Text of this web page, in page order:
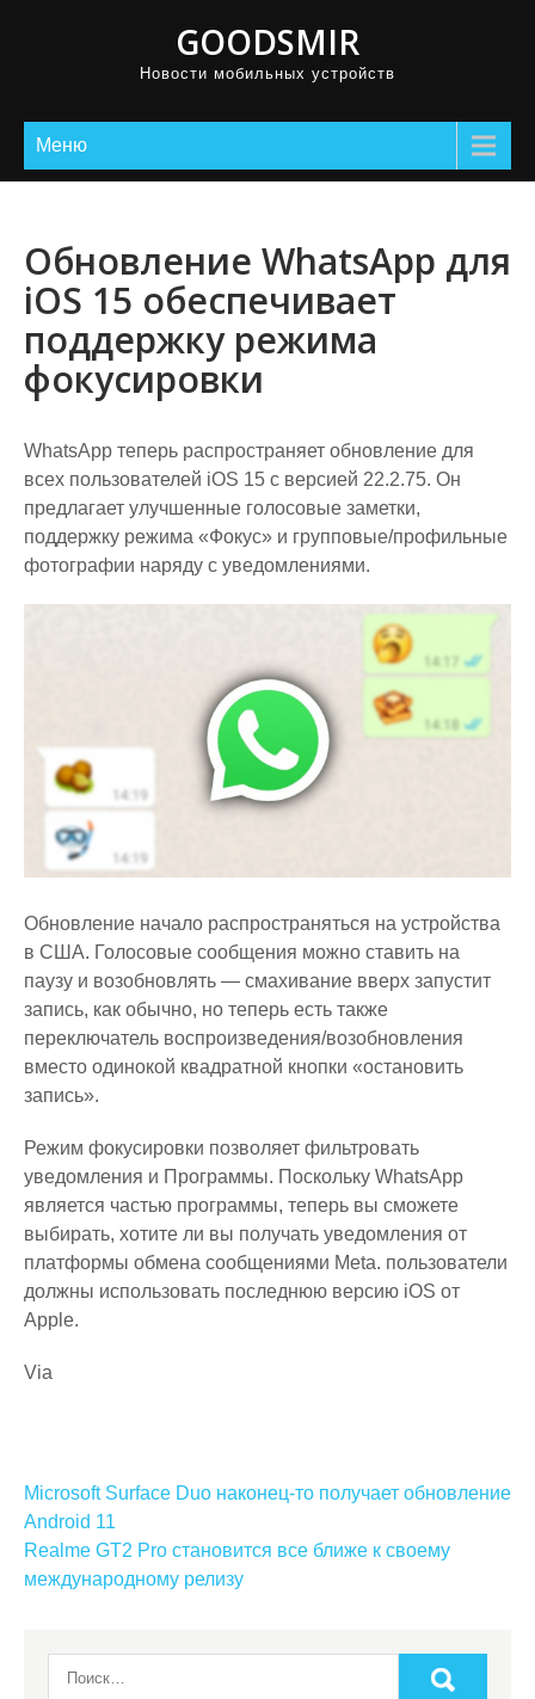
GOODSMIR
Новости мобильных устройств
Меню
Обновление WhatsApp для
iOS 15 обеспечивает
поддержку режима
фокусировки
WhatsApp теперь распространяет обновление для
всех пользователей iOS 15 с версией 22.2.75. Он
предлагает улучшенные голосовые заметки,
поддержку режима «Фокус» и групповые/профильные
фотографии наряду с уведомлениями.
Обновление начало распространяться на устройства
в США. Голосовые сообщения можно ставить на
паузу и возобновлять — смахивание вверх запустит
запись, как обычно, но теперь есть также
переключатель воспроизведения/возобновления
вместо одинокой квадратной кнопки «остановить
запись».
Режим фокусировки позволяет фильтровать
уведомления и Программы. Поскольку WhatsApp
является частью программы, теперь вы сможете
выбирать, хотите ли вы получать уведомления от
платформы обмена сообщениями Meta. пользователи
должны использовать последнюю версию iOS от
Apple.
Via
Навигация
по
записям
Microsoft Surface Duo наконец-то получает обновление
Android 11
Realme GT2 Pro становится все ближе к своему
международному релизу